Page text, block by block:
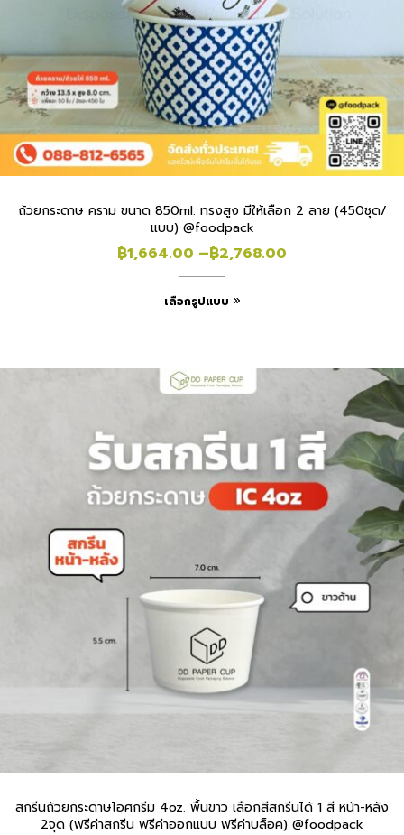
ถ้วยกระดาษ คราม ขนาด 850ml. ทรงสูง มีให้เลือก 2 ลาย (450ชุด/
แบบ) @foodpack
฿1,664.00 –฿2,768.00
เลือกรูปแบบ
สกรีนถ้วยกระดาษไอศกรีม 4oz. พื้นขาว เลือกสีสกรีนได้ 1 สี หน้า-หลัง
2จุด (ฟรีค่าสกรีน ฟรีค่าออกแบบ ฟรีค่าบล็อค) @foodpack